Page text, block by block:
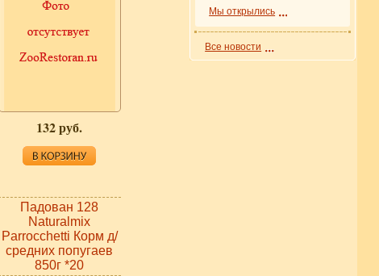
132 руб.
Падован 128
Naturalmix
Parrocchetti Корм д/
средних попугаев
850г *20
Мы открылись
Все новости